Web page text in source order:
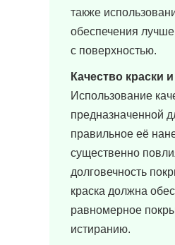
также
обеспечения
с поверхностью.
Качество краски
Использование
предназначенной
правильное её
существенно
долговечность
краска должна
равномерное
истиранию.